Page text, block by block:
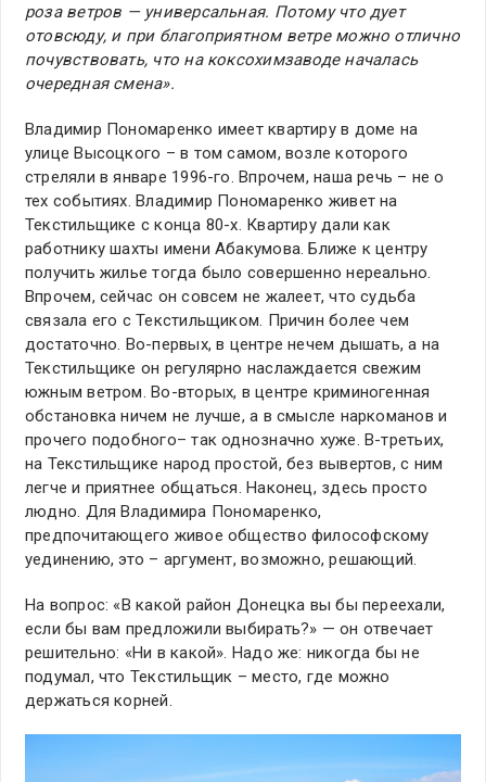
роза ветров — универсальная. Потому что дует
отовсюду, и при благоприятном ветре можно отлично
почувствовать, что на коксохимзаводе началась
очередная смена».
Владимир Пономаренко имеет квартиру в доме на
улице Высоцкого – в том самом, возле которого
стреляли в январе 1996-го. Впрочем, наша речь – не о
тех событиях. Владимир Пономаренко живет на
Текстильщике с конца 80-х. Квартиру дали как
работнику шахты имени Абакумова. Ближе к центру
получить жилье тогда было совершенно нереально.
Впрочем, сейчас он совсем не жалеет, что судьба
связала его с Текстильщиком. Причин более чем
достаточно. Во-первых, в центре нечем дышать, а на
Текстильщике он регулярно наслаждается свежим
южным ветром. Во-вторых, в центре криминогенная
обстановка ничем не лучше, а в смысле наркоманов и
прочего подобного– так однозначно хуже. В-третьих,
на Текстильщике народ простой, без вывертов, с ним
легче и приятнее общаться. Наконец, здесь просто
людно. Для Владимира Пономаренко,
предпочитающего живое общество философскому
уединению, это – аргумент, возможно, решающий.
На вопрос: «В какой район Донецка вы бы переехали,
если бы вам предложили выбирать?» — он отвечает
решительно: «Ни в какой». Надо же: никогда бы не
подумал, что Текстильщик – место, где можно
держаться корней.